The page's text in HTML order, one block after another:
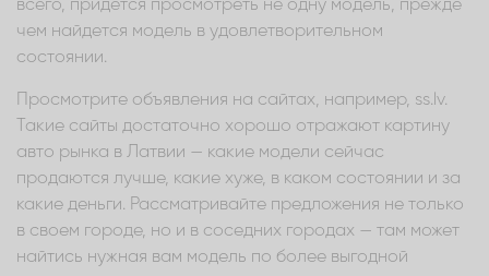
всего, придется просмотреть не одну модель, прежде
чем найдется модель в удовлетворительном
состоянии.
Просмотрите объявления на сайтах, например, ss.lv.
Такие сайты достаточно хорошо отражают картину
авто рынка в Латвии — какие модели сейчас
продаются лучше, какие хуже, в каком состоянии и за
какие деньги. Рассматривайте предложения не только
в своем городе, но и в соседних городах — там может
найтись нужная вам модель по более выгодной